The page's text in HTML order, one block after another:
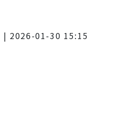
| 2026-01-30 15:15